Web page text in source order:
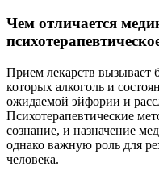
Чем отличается
Прием лекарств вызывает
которых алкоголь и
ожидаемой эйфории и
Психотерапевтические
сознание, и назначение
однако важную роль для
человека.